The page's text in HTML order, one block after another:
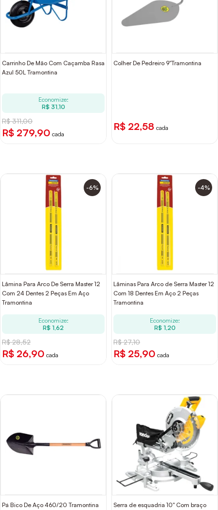
Carrinho De Mão Com Caçamba Rasa
Azul 50L Tramontina
Economize:
R$ 31,10
R$ 311,00
R$ 279,90 cada
Colher De Pedreiro 9"Tramontina
R$ 22,58 cada
-6%
Lâmina Para Arco De Serra Master 12
Com 24 Dentes 2 Peças Em Aço
Tramontina
Economize:
R$ 1,62
R$ 28,52
R$ 26,90 cada
-4%
Lâminas Para Arco de Serra Master 12
Com 18 Dentes Em Aço 2 Peças
Tramontina
Economize:
R$ 1,20
R$ 27,10
R$ 25,90 cada
Pá Bico De Aço 460/20 Tramontina
Serra de esquadria 10" Com braço